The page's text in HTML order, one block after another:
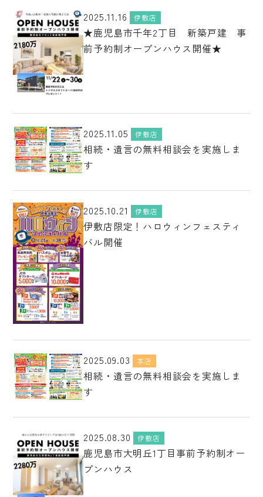
2025.11.16 伊敷店
★鹿児島市千年2丁目 新築戸建 事
前予約制オープンハウス開催★
2025.11.05 伊敷店
相続・遺言の無料相談会を実施しま
す
2025.10.21 伊敷店
伊敷店限定！ハロウィンフェスティ
バル開催
2025.09.03 本店
相続・遺言の無料相談会を実施しま
す
2025.08.30 伊敷店
鹿児島市大明丘1丁目事前予約制オー
プンハウス